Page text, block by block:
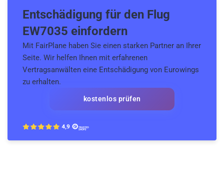
Entschädigung für den Flug
EW7035 einfordern
Mit FairPlane haben Sie einen starken Partner an Ihrer
Seite. Wir helfen Ihnen mit erfahrenen
Vertragsanwälten eine Entschädigung von Eurowings
zu erhalten.
kostenlos prüfen